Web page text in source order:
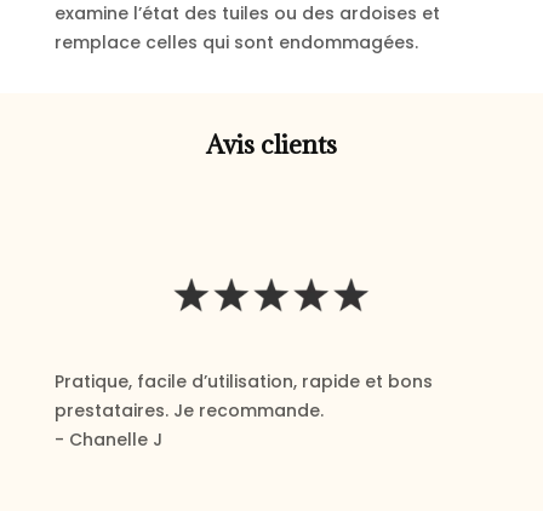
examine l’état des tuiles ou des ardoises et
remplace celles qui sont endommagées.
Avis clients
Pratique, facile d’utilisation, rapide et bons
prestataires. Je recommande.
- Chanelle J